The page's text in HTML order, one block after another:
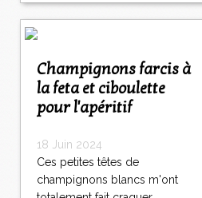
Champignons farcis à
la feta et ciboulette
pour l'apéritif
18 Juin 2024
Ces petites têtes de
champignons blancs m'ont